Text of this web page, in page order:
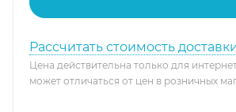
Рассчитать стоимость
Цена действительна только для
может отличаться от цен в розничных